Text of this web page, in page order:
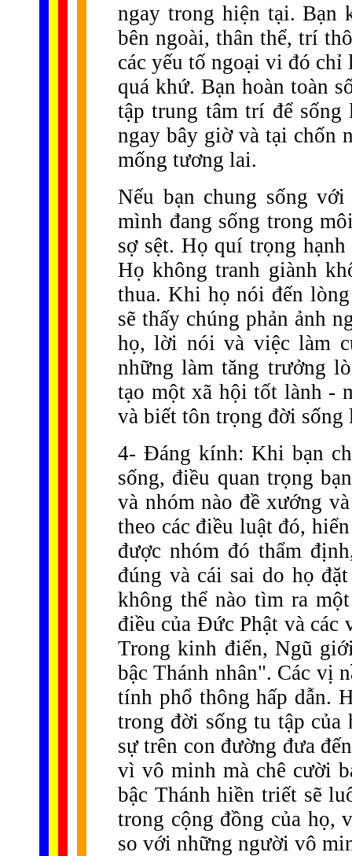
ngay trong hiện tại. Bạn
bên ngoài, thân thể, trí
các yếu tố ngoại vi đó chỉ
quá khứ. Bạn hoàn toàn
tập trung tâm trí để sống
ngay bây giờ và tại chốn
mống tương lai.
Nếu bạn chung sống
mình đang sống trong
sợ sệt. Họ quí trọng
Họ không tranh giành
thua. Khi họ nói đến
sẽ thấy chúng phản ảnh
họ, lời nói và việc làm
những làm tăng trưởng
tạo một xã hội tốt lành -
và biết tôn trọng đời sống
4- Đáng kính: Khi bạn
sống, điều quan trọng
và nhóm nào đề xướng
theo các điều luật đó,
được nhóm đó thẩm
đúng và cái sai do họ
không thể nào tìm ra
điều của Đức Phật và các
Trong kinh điển, Ngũ
bậc Thánh nhân". Các vị
tính phổ thông hấp dẫn.
trong đời sống tu tập
sự trên con đường đưa
vì vô minh mà chê cười
bậc Thánh hiền triết sẽ
trong cộng đồng của họ,
so với những người vô